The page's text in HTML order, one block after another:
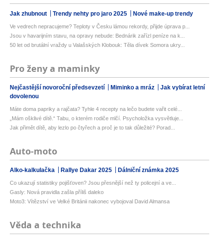
Jak zhubnout Trendy nehty pro jaro 2025 Nové make-up trendy
Ve vedrech nepracujeme? Teploty v Česku lámou rekordy, přijde úprava p...
Jsou v havarijním stavu, na opravy nebude: Bednárik zařízl peníze na k...
50 let od brutální vraždy u Valašských Klobouk: Těla dívek Somora ukry...
Pro ženy a maminky
Nejčastější novoroční předsevzetí Miminko a mráz
Jak vybírat letní
dovolenou
Máte doma papriky a rajčata? Tyhle 4 recepty na lečo budete vařit celé...
„Mám ošklivé dítě.“ Tabu, o kterém rodiče mlčí. Psycholožka vysvětluje...
Jak přimět dítě, aby lezlo po čtyřech a proč je to tak důležité? Porad...
Auto-moto
Alko-kalkulačka Rallye Dakar 2025 Dálniční známka 2025
Co ukazují statistiky pojišťoven? Jsou přesnější než ty policejní a ve...
Gasly: Nová pravidla zašla příliš daleko
Moto3: Vítězství ve Velké Británii nakonec vybojoval David Almansa
Věda a technika